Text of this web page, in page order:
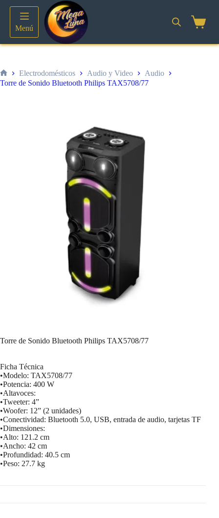
contenido
Menú
Inicio
Electrodomésticos Audio y Video
Audio
Torre de Sonido Bluetooth Philips TAX5708/77
Torre de Sonido Bluetooth Philips TAX5708/77
Ficha Técnica
•Modelo: TAX5708/77
•Potencia: 400 W
•Altavoces:
•Tweeter: 4”
•Woofer: 12” (2 unidades)
•Conectividad: Bluetooth 5.0, USB, entrada de audio, tarjetas TF
•Dimensiones:
•Alto: 121.2 cm
•Ancho: 42 cm
•Profundidad: 40.5 cm
•Peso: 27.7 kg